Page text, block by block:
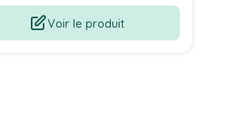
Voir le produit